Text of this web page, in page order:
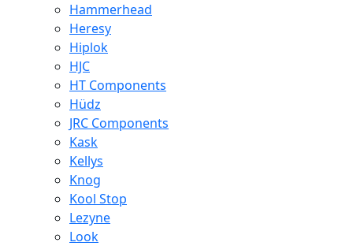
Hammerhead
Heresy
Hiplok
HJC
HT Components
Hüdz
JRC Components
Kask
Kellys
Knog
Kool Stop
Lezyne
Look